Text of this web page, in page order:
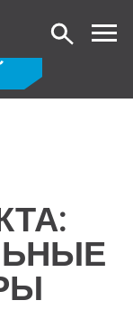
Поиск